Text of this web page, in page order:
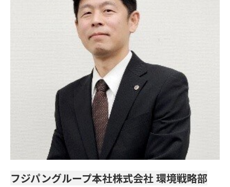
フジパングループ本社株式会社 環境戦略部